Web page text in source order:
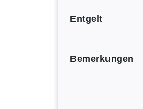
Entgelt
Bemerkungen